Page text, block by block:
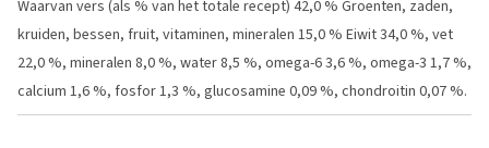
Waarvan vers (als % van het totale recept) 42,0 % Groenten, zaden,
kruiden, bessen, fruit, vitaminen, mineralen 15,0 % Eiwit 34,0 %, vet
22,0 %, mineralen 8,0 %, water 8,5 %, omega-6 3,6 %, omega-3 1,7 %,
calcium 1,6 %, fosfor 1,3 %, glucosamine 0,09 %, chondroitin 0,07 %.